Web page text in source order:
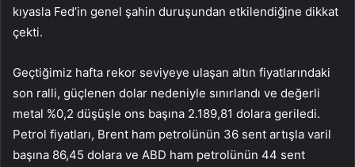
kıyasla Fed’in genel şahin duruşundan etkilendiğine dikkat
çekti.
Geçtiğimiz hafta rekor seviyeye ulaşan altın fiyatlarındaki
son ralli, güçlenen dolar nedeniyle sınırlandı ve değerli
metal %0,2 düşüşle ons başına 2.189,81 dolara geriledi.
Petrol fiyatları, Brent ham petrolünün 36 sent artışla varil
başına 86,45 dolara ve ABD ham petrolünün 44 sent